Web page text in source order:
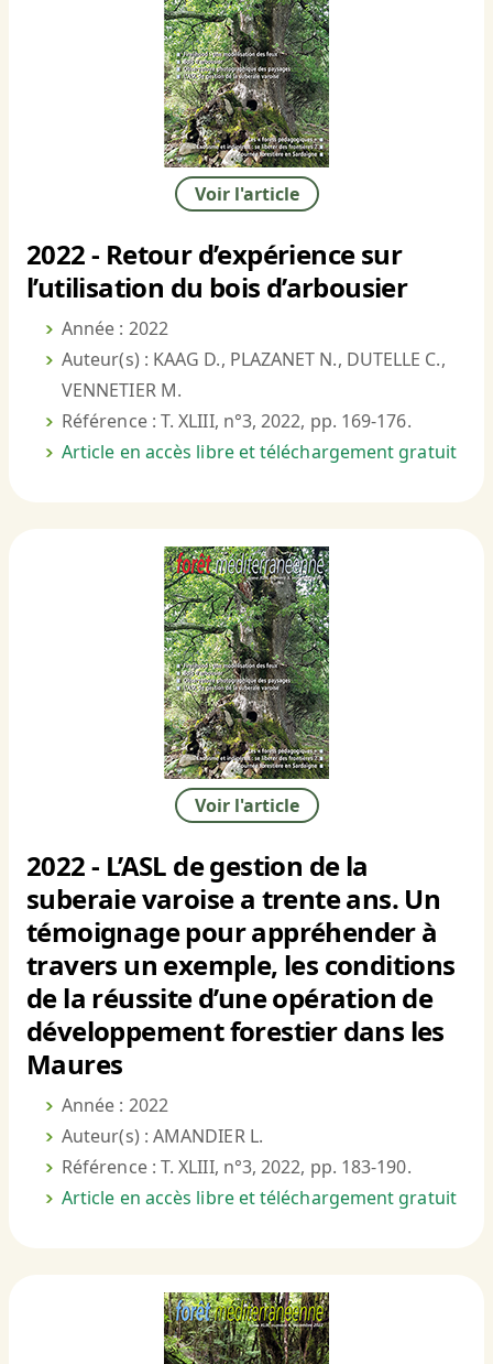
Voir l'article
2022 - Retour d’expérience sur
l’utilisation du bois d’arbousier
Année : 2022
Auteur(s) : KAAG D., PLAZANET N., DUTELLE C.,
VENNETIER M.
Référence : T. XLIII, n°3, 2022, pp. 169-176.
Article en accès libre et téléchargement gratuit
Voir l'article
2022 - L’ASL de gestion de la
suberaie varoise a trente ans. Un
témoignage pour appréhender à
travers un exemple, les conditions
de la réussite d’une opération de
développement forestier dans les
Maures
Année : 2022
Auteur(s) : AMANDIER L.
Référence : T. XLIII, n°3, 2022, pp. 183-190.
Article en accès libre et téléchargement gratuit